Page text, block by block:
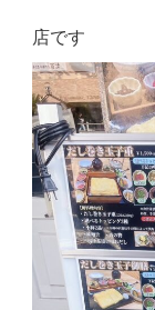
店です